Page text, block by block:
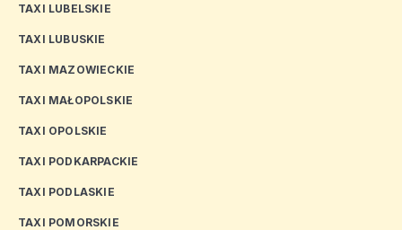
TAXI LUBELSKIE
TAXI LUBUSKIE
TAXI MAZOWIECKIE
TAXI MAŁOPOLSKIE
TAXI OPOLSKIE
TAXI PODKARPACKIE
TAXI PODLASKIE
TAXI POMORSKIE